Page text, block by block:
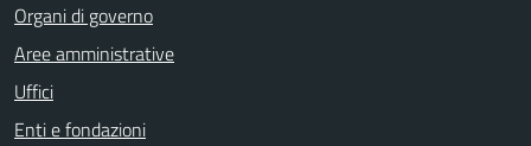
Organi di governo
Aree amministrative
Uffici
Enti e fondazioni